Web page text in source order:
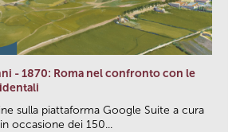
- 1870: Roma nel confronto con le
sulla piattaforma Google Suite a cura
occasione dei 150...